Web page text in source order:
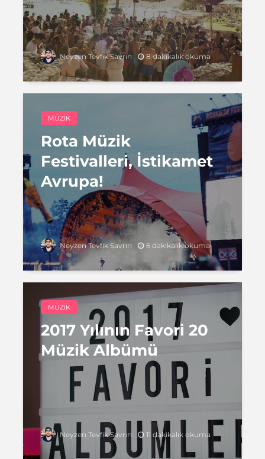
Neyzen Tevfik Savrın 8 dakikalık okuma
MÜZIK
Rota Müzik
Festivalleri, İstikamet
Avrupa!
Neyzen Tevfik Savrın 6 dakikalık okuma
MÜZIK
2017 Yılının Favori 20
Müzik Albümü
Neyzen Tevfik Savrın 11 dakikalık okuma